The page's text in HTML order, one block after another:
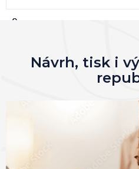
0x
0x
0x
0x
Návrh, tisk i